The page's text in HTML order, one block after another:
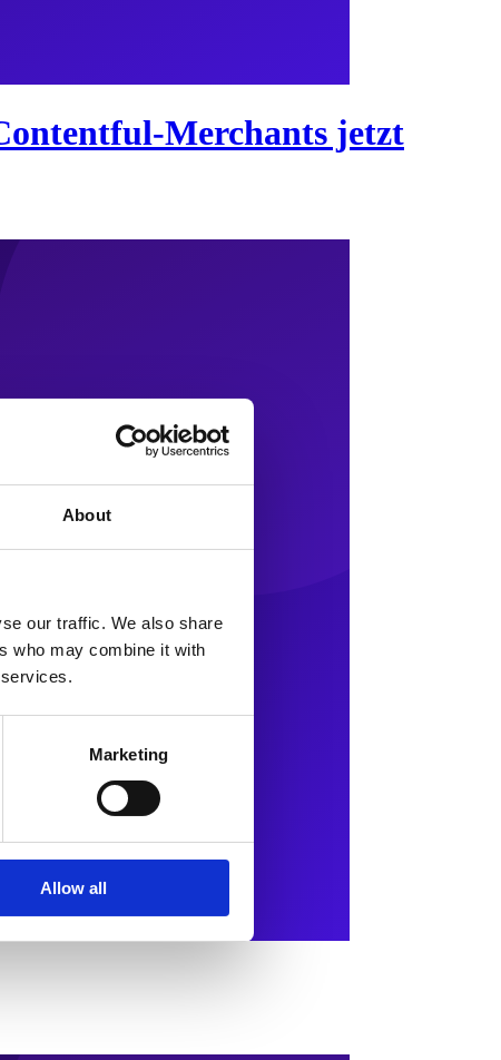
About
our traffic. We also share
who may combine it with
Marketing
Allow all
Merchants jetzt